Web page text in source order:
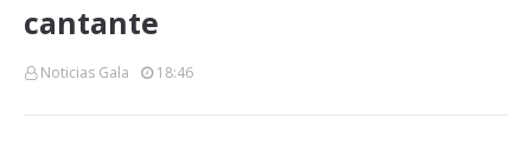
cantante
Noticias Gala 18:46